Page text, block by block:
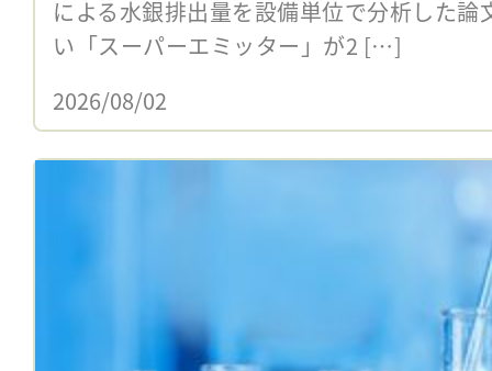
による水銀排出量を設備単位で分析した
い「スーパーエミッター」が2 […]
2026/08/02